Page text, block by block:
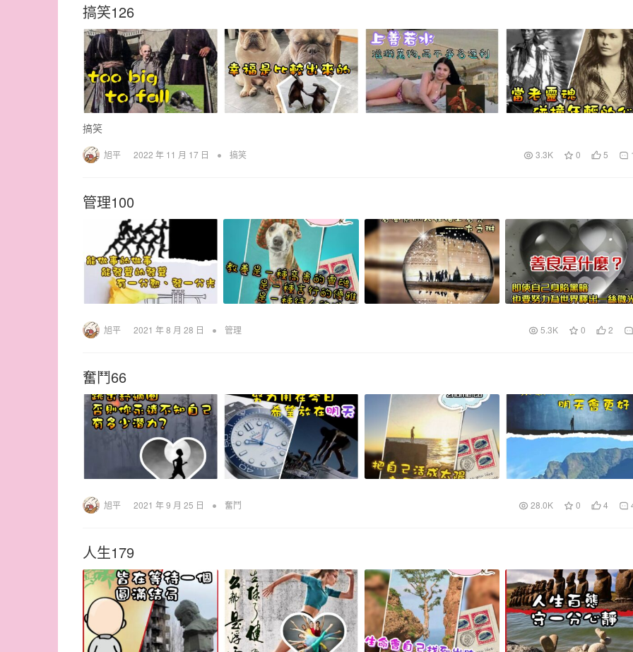
搞笑126
搞笑
旭平 2022 年 11 月 17 日 • 搞笑 3.3K 0 5
管理100
旭平 2021 年 8 月 28 日 • 管理 5.3K 0 2
奮鬥66
旭平 2021 年 9 月 25 日 • 奮鬥 28.0K 0 4
人生179